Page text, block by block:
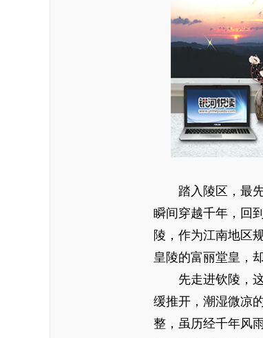
踏入陵区，最先
瞬间穿越千年，回
陵，作为江南地区
皇陵的富丽堂皇，
先走进钦陵，这
缓推开，潮湿微凉
整，虽历经千年风